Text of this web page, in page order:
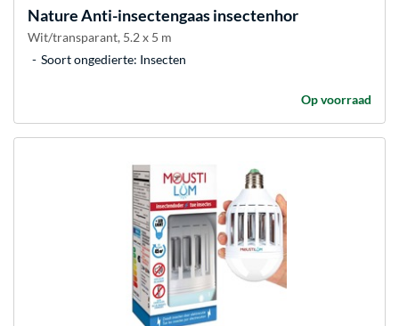
NatureAnti-insectengaas insectenhor
Wit/transparant, 5.2 x 5 m
Soort ongedierte: Insecten
Op voorraad